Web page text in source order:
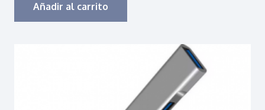
Añadir al carrito